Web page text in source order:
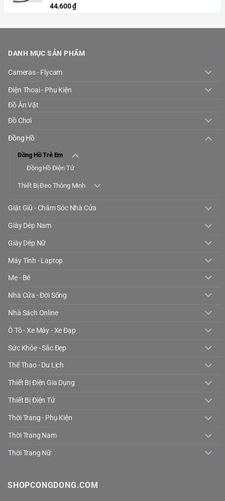
44.600₫
DANH MỤC SẢN PHẨM
Cameras - Flycam
Điện Thoại - Phụ Kiện
Đồ Ăn Vặt
Đồ Chơi
Đồng Hồ
Đồng Hồ Trẻ Em
Đồng Hồ Điện Tử
Thiết Bị Đeo Thông Minh
Giặt Giũ - Chăm Sóc Nhà Cửa
Giày Dép Nam
Giày Dép Nữ
Máy Tính - Laptop
Mẹ - Bé
Nhà Cửa - Đời Sống
Nhà Sách Online
Ô Tô - Xe Máy - Xe Đạp
Sức Khỏe - Sắc Đẹp
Thể Thao - Du Lịch
Thiết Bị Điện Gia Dụng
Thiết Bị Điện Tử
Thời Trang - Phụ Kiện
Thời Trang Nam
Thời Trang Nữ
SHOPCONGDONG.COM